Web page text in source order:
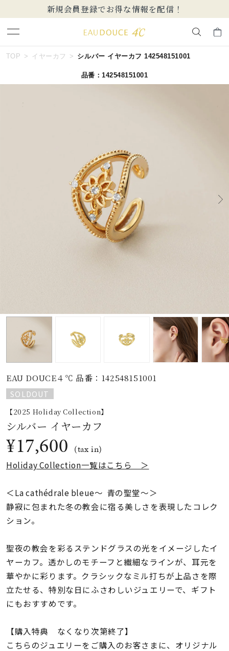
新規会員登録でお得な情報を配信！
キーワードで検索する
誕生石
モチーフ
石の色
ファッションテイス
ト
着用シーン
コレクション
リングサイズ
メンズ
リングサイズ
～
価格 ¥0
TOP イヤーカフ シルバー イヤーカフ 142548151001
品番：142548151001
EAU DOUCE４℃ 品番：142548151001
SOLDOUT
【2025 Holiday Collection】
シルバー イヤーカフ
¥17,600 (tax in)
Holiday Collection一覧はこちら ＞
＜La cathédrale bleue〜 青の聖堂〜＞
静寂に包まれた冬の教会に宿る美しさを表現したコレク
ション。
聖夜の教会を彩るステンドグラスの光をイメージしたイ
ヤーカフ。透かしのモチーフと繊細なラインが、耳元を
華やかに彩ります。クラシックなミル打ちが上品さを際
立たせる、特別な日にふさわしいジュエリーで、ギフト
にもおすすめです。
【購入特典 なくなり次第終了】
こちらのジュエリーをご購入のお客さまに、オリジナル